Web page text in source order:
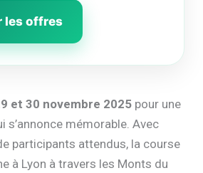
les offres
et 30 novembre 2025 pour une
s’annonce mémorable. Avec
participants attendus, la course
à Lyon à travers les Monts du